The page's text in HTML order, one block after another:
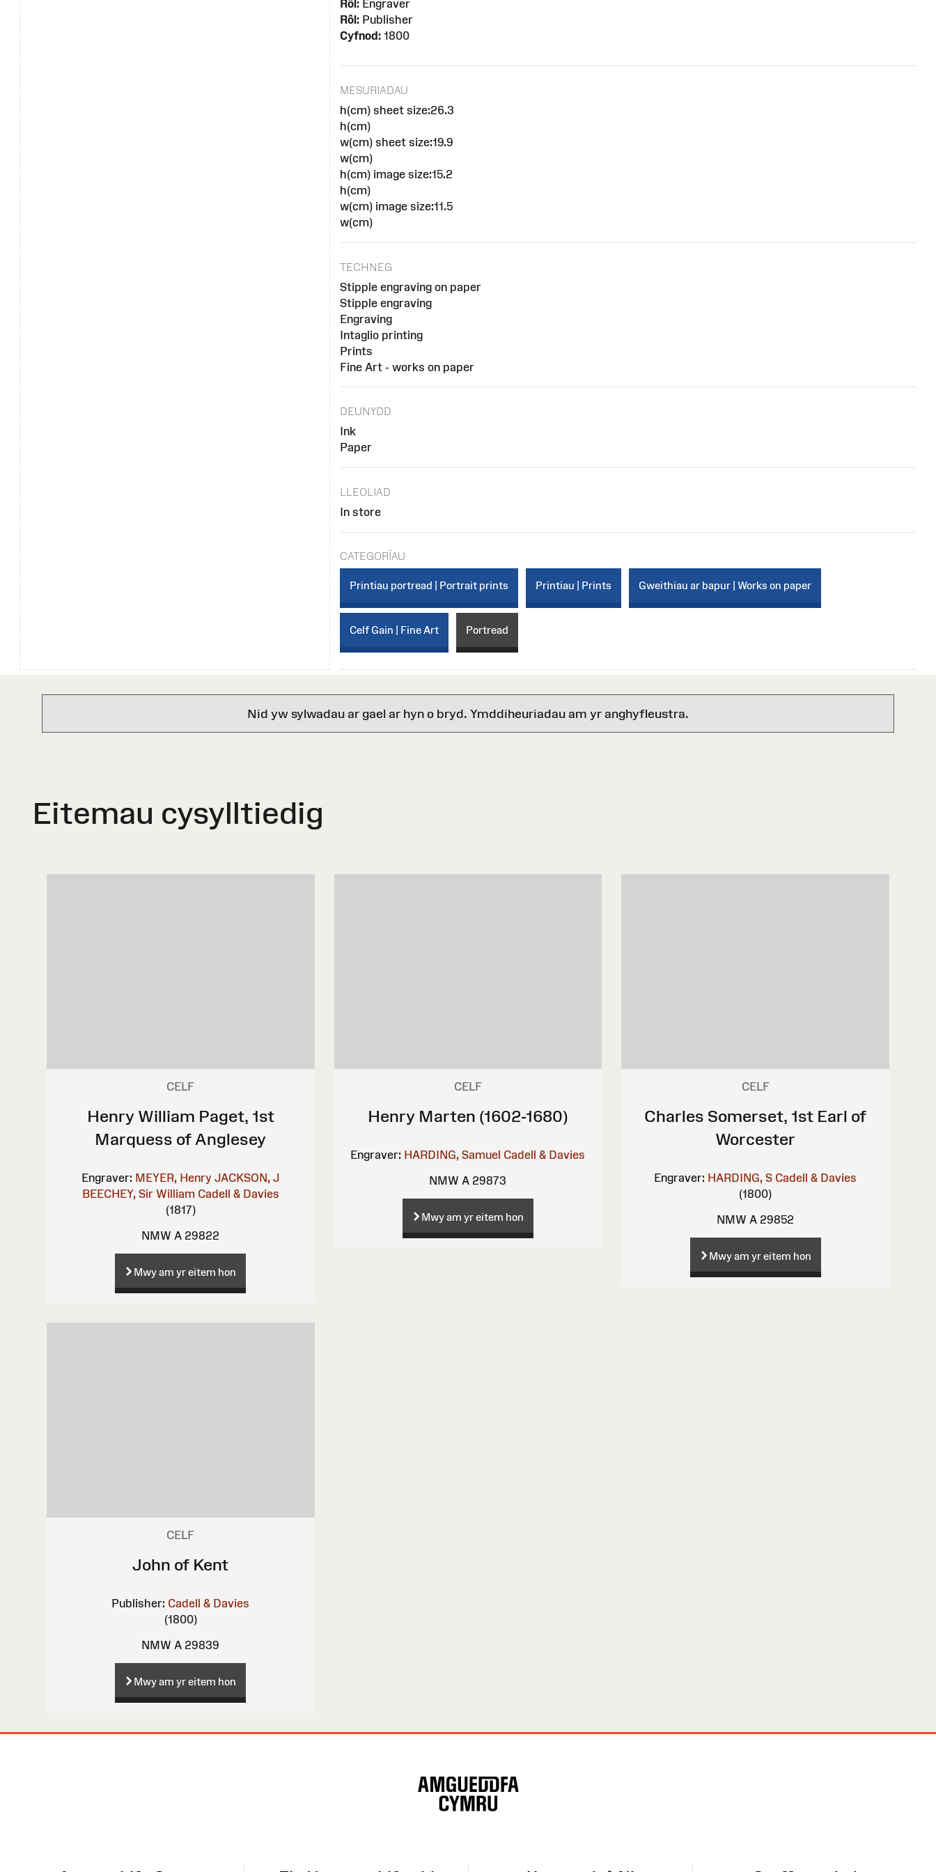
Rôl: Engraver
Rôl: Publisher
Cyfnod: 1800
MESURIADAU
h(cm) sheet size:26.3
h(cm)
w(cm) sheet size:19.9
w(cm)
h(cm) image size:15.2
h(cm)
w(cm) image size:11.5
w(cm)
TECHNEG
Stipple engraving on paper
Stipple engraving
Engraving
Intaglio printing
Prints
Fine Art - works on paper
DEUNYDD
Ink
Paper
LLEOLIAD
In store
CATEGORÏAU
Printiau portread | Portrait prints Printiau | Prints Gweithiau ar bapur | Works on paper
Celf Gain | Fine Art Portread
Nid yw sylwadau ar gael ar hyn o bryd. Ymddiheuriadau am yr anghyfleustra.
Eitemau cysylltiedig
CELF
Henry William Paget, 1st
Marquess of Anglesey
Engraver: MEYER, Henry JACKSON, J
BEECHEY, Sir William Cadell & Davies
(1817)
NMW A 29822
Mwy am yr eitem hon
CELF
Henry Marten (1602-1680)
Engraver: HARDING, Samuel Cadell & Davies
NMW A 29873
Mwy am yr eitem hon
CELF
Charles Somerset, 1st Earl of
Worcester
Engraver: HARDING, S Cadell & Davies
(1800)
NMW A 29852
Mwy am yr eitem hon
CELF
John of Kent
Publisher: Cadell & Davies
(1800)
NMW A 29839
Mwy am yr eitem hon